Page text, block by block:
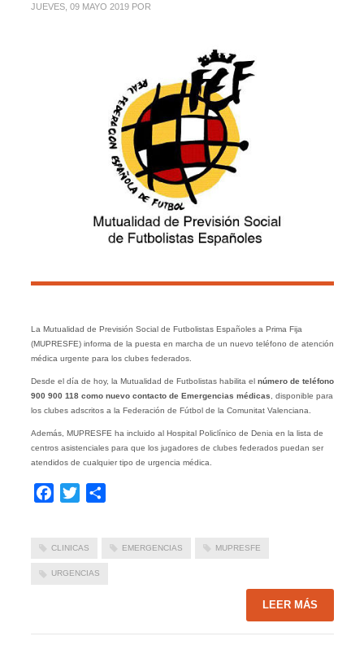
JUEVES, 09 MAYO 2019 POR
La Mutualidad de Previsión Social de Futbolistas Españoles a Prima Fija
(MUPRESFE) informa de la puesta en marcha de un nuevo teléfono de atención
médica urgente para los clubes federados.
Desde el día de hoy, la Mutualidad de Futbolistas habilita el número de teléfono
900 900 118 como nuevo contacto de Emergencias médicas , disponible para
los clubes adscritos a la Federación de Fútbol de la Comunitat Valenciana.
Además, MUPRESFE ha incluido al Hospital Policlínico de Denia en la lista de
centros asistenciales para que los jugadores de clubes federados puedan ser
atendidos de cualquier tipo de urgencia médica.
Facebook
Twitter
CLINICAS EMERGENCIAS MUPRESFE
URGENCIAS
LEER MÁS